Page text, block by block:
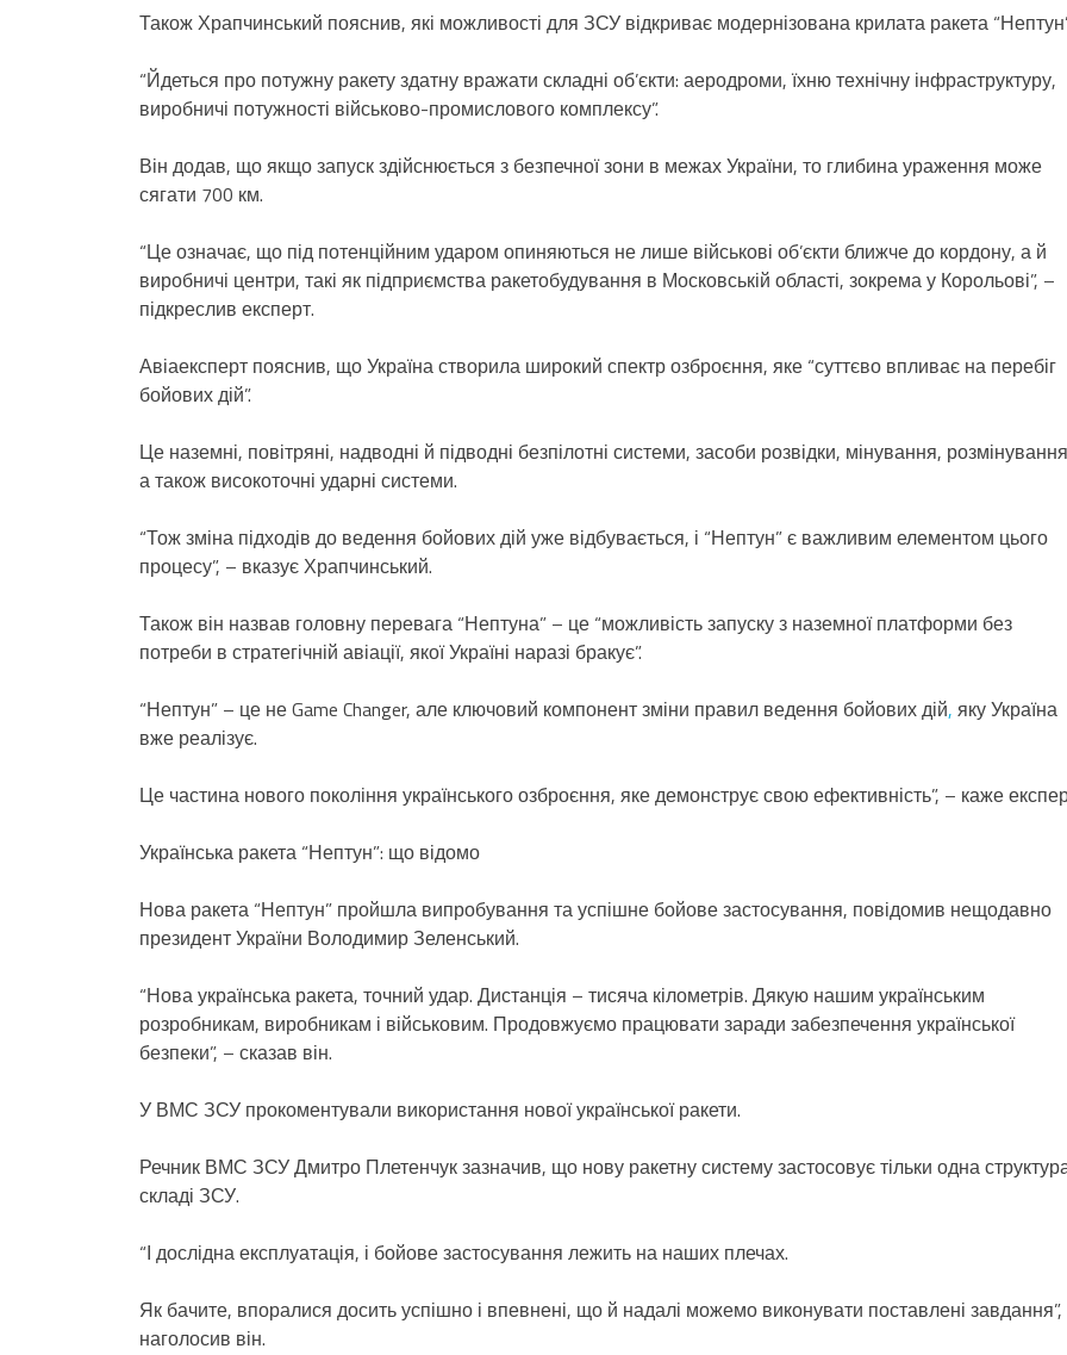
Також Храпчинський пояснив, які можливості для ЗСУ відкриває модернізована крилата ракета
“Йдеться про потужну ракету здатну вражати складні об’єкти: аеродроми, їхню технічну інфраструктуру,
виробничі потужності військово-промислового комплексу”.
Він додав, що якщо запуск здійснюється з безпечної зони в межах України, то глибина ураження може
сягати 700 км.
“Це означає, що під потенційним ударом опиняються не лише військові об’єкти ближче до кордону, а й
виробничі центри, такі як підприємства ракетобудування в Московській області, зокрема у Корольові”, –
підкреслив експерт.
Авіаексперт пояснив, що Україна створила широкий спектр озброєння, яке “суттєво впливає на перебіг
бойових дій”.
Це наземні, повітряні, надводні й підводні безпілотні системи, засоби розвідки, мінування,
а також високоточні ударні системи.
“Тож зміна підходів до ведення бойових дій уже відбувається, і “Нептун” є важливим елементом цього
процесу”, – вказує Храпчинський.
Також він назвав головну перевага “Нептуна” – це “можливість запуску з наземної платформи без
потреби в стратегічній авіації, якої Україні наразі бракує”.
“Нептун” – це не Game Changer, але ключовий компонент зміни правил ведення бойових дій, яку Україна
вже реалізує.
Це частина нового покоління українського озброєння, яке демонструє свою ефективність”, – каже
Українська ракета “Нептун”: що відомо
Нова ракета “Нептун” пройшла випробування та успішне бойове застосування, повідомив нещодавно
президент України Володимир Зеленський.
“Нова українська ракета, точний удар. Дистанція – тисяча кілометрів. Дякую нашим українським
розробникам, виробникам і військовим. Продовжуємо працювати заради забезпечення української
безпеки”, – сказав він.
У ВМС ЗСУ прокоментували використання нової української ракети.
Речник ВМС ЗСУ Дмитро Плетенчук зазначив, що нову ракетну систему застосовує тільки одна
складі ЗСУ.
“І дослідна експлуатація, і бойове застосування лежить на наших плечах.
Як бачите, впоралися досить успішно і впевнені, що й надалі можемо виконувати поставлені
наголосив він.